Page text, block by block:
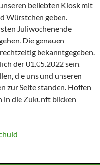
beliebten Kiosk mit
Würstchen geben.
Juliwochenende
Die genauen
bekanntgegeben.
der 01.05.2022 sein.
die uns und unseren
zur Seite standen. Hoffen
in die Zukunft blicken